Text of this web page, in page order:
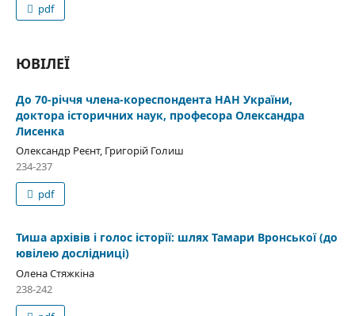
pdf
ЮВІЛЕЇ
До 70-річчя члена-кореспондента НАН України,
доктора історичних наук, професора Олександра
Лисенка
Олександр Реєнт, Григорій Голиш
234-237
pdf
Тиша архівів і голос історії: шлях Тамари Вронської (до
ювілею дослідниці)
Олена Стяжкіна
238-242